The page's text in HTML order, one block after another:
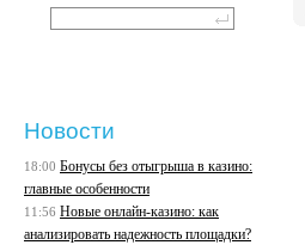
Новости
18:00 Бонусы без отыгрыша в казино:
главные особенности
11:56 Новые онлайн-казино: как
анализировать надежность площадки?